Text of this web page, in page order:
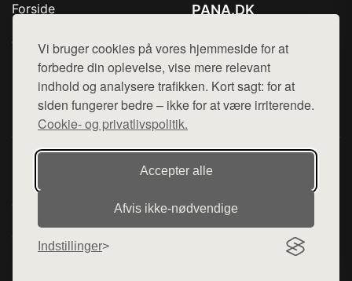
Vi bruger cookies på vores hjemmeside for at
forbedre din oplevelse, vise mere relevant
indhold og analysere trafikken. Kort sagt: for at
siden fungerer bedre – ikke for at være irriterende.
Cookie- og privatlivspolitik.
Accepter alle
Afvis ikke‑nødvendige
Indstillinger
Forside
Top Rabatter
Blog
Kontakt
PANA.DK
Mail: hej@want.dk
Cookie- og privatlivspolitik
Denne side er en del af want.dk, der udgiver en række
hjemmesider med præsentation af forskellige produkter fra
diverse webshops. Der sælges ikke varer fra denne side - vi
henviser til de shops, som sælger varen. Vi har heller ikke
varerne på lager.